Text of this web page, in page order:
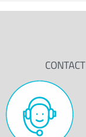
CONTACT